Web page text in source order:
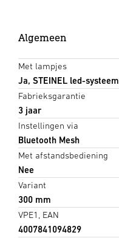
Algemeen
Met lampjes
Ja, STEINEL led-systeem
Fabrieksgarantie
3 jaar
Instellingen via
Bluetooth Mesh
Met afstandsbediening
Nee
Variant
300 mm
VPE1, EAN
4007841094829